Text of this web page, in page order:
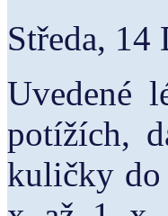
Středa,
Uvedené
potížích,
kuličky do